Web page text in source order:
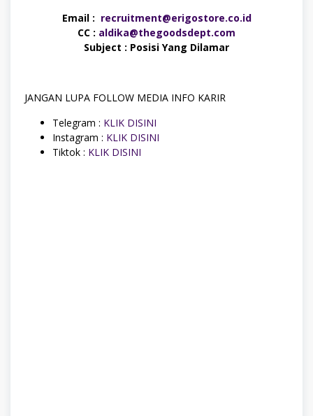
Email : recruitment@erigostore.co.id
CC : aldika@thegoodsdept.com
Subject : Posisi Yang Dilamar
JANGAN LUPA FOLLOW MEDIA INFO KARIR
Telegram : KLIK DISINI
Instagram : KLIK DISINI
Tiktok : KLIK DISINI